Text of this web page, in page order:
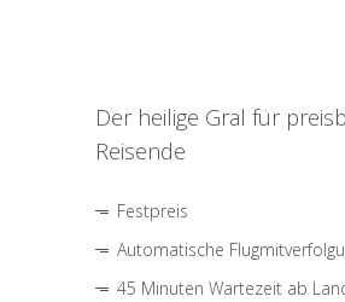
Der heilige Gral für
Reisende
Festpreis
Automatische
45 Minuten Wartezeit ab